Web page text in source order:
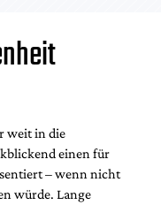
weit in die
einen für
– wenn nicht
würde. Lange